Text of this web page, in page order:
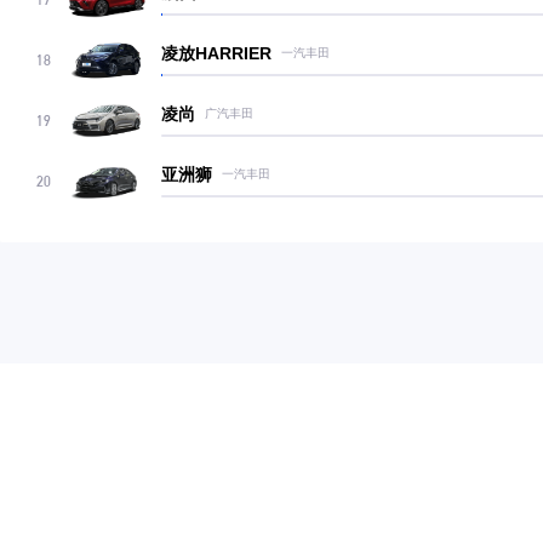
18 凌放HARRIER 一汽丰田
19 凌尚 广汽丰田
20 亚洲狮 一汽丰田